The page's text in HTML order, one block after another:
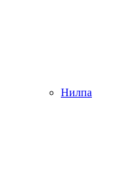
Нилпа